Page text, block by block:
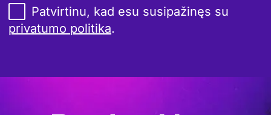
Patvirtinu, kad esu susipažinęs su
privatumo politika.